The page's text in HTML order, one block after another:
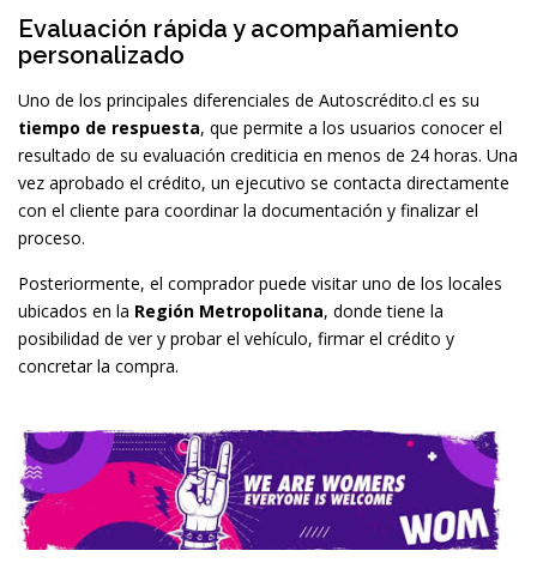
Evaluación rápida y acompañamiento
personalizado
Uno de los principales diferenciales de Autoscrédito.cl es su
tiempo de respuesta, que permite a los usuarios conocer el
resultado de su evaluación crediticia en menos de 24 horas. Una
vez aprobado el crédito, un ejecutivo se contacta directamente
con el cliente para coordinar la documentación y finalizar el
proceso.
Posteriormente, el comprador puede visitar uno de los locales
ubicados en la Región Metropolitana, donde tiene la
posibilidad de ver y probar el vehículo, firmar el crédito y
concretar la compra.